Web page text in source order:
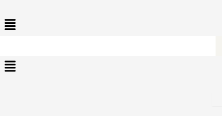
텐
건
Menu
Menu